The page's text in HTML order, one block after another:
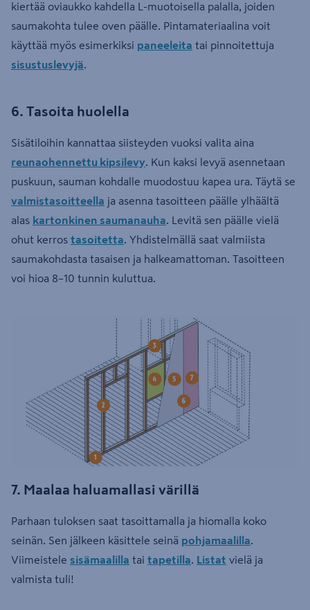
kiertää oviaukko kahdella L-muotoisella palalla, joiden
saumakohta tulee oven päälle. Pintamateriaalina voit
käyttää myös esimerkiksi paneeleita tai pinnoitettuja
sisustuslevyjä.
6. Tasoita huolella
Sisätiloihin kannattaa siisteyden vuoksi valita aina
reunaohennettu kipsilevy . Kun kaksi levyä asennetaan
puskuun, sauman kohdalle muodostuu kapea ura. Täytä se
valmistasoitteella ja asenna tasoitteen päälle ylhäältä
alas kartonkinen saumanauha . Levitä sen päälle vielä
ohut kerros tasoitetta . Yhdistelmällä saat valmiista
saumakohdasta tasaisen ja halkeamattoman. Tasoitteen
voi hioa 8–10 tunnin kuluttua.
7. Maalaa haluamallasi värillä
Parhaan tuloksen saat tasoittamalla ja hiomalla koko
seinän. Sen jälkeen käsittele seinä pohjamaalilla
Viimeistele sisämaalilla tai tapetilla Listat vielä ja
valmista tuli!